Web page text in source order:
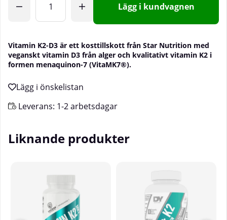
Lägg i kundvagnen
Vitamin K2-D3 är ett kosttillskott från Star Nutrition med
veganskt vitamin D3 från alger och kvalitativt vitamin K2 i
formen menaquinon-7 (VitaMK7®).
Leverans: 1-2 arbetsdagar
Liknande produkter